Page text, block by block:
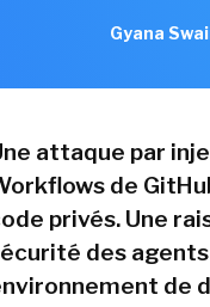
Gyana
attaque par
de
privés. Une
des
de